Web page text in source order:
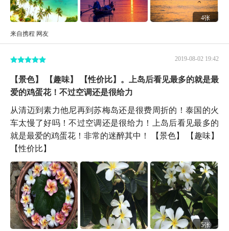
4张
来自携程 网友
2019-08-02 19:42
【景色】 【趣味】 【性价比】。上岛后看见最多的就是最
爱的鸡蛋花！不过空调还是很给力
从清迈到素力他尼再到苏梅岛还是很费周折的！泰国的火
车太慢了好吗！不过空调还是很给力！上岛后看见最多的
就是最爱的鸡蛋花！非常的迷醉其中！ 【景色】 【趣味】
【性价比】
5张